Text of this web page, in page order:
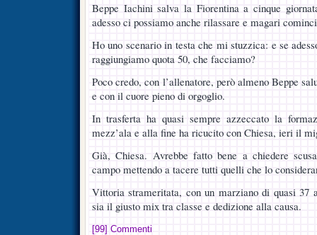
Beppe Iachini salva la Fiorentina a cinque
adesso ci possiamo anche rilassare e magari
Ho uno scenario in testa che mi stuzzica: e se
raggiungiamo quota 50, che facciamo?
Poco credo, con l’allenatore, però almeno Beppe
e con il cuore pieno di orgoglio.
In trasferta ha quasi sempre azzeccato la
mezz’ala e alla fine ha ricucito con Chiesa, ieri il
Già, Chiesa. Avrebbe fatto bene a chiedere
campo mettendo a tacere tutti quelli che lo
Vittoria strameritata, con un marziano di quasi 37
sia il giusto mix tra classe e dedizione alla causa.
[99] Commenti